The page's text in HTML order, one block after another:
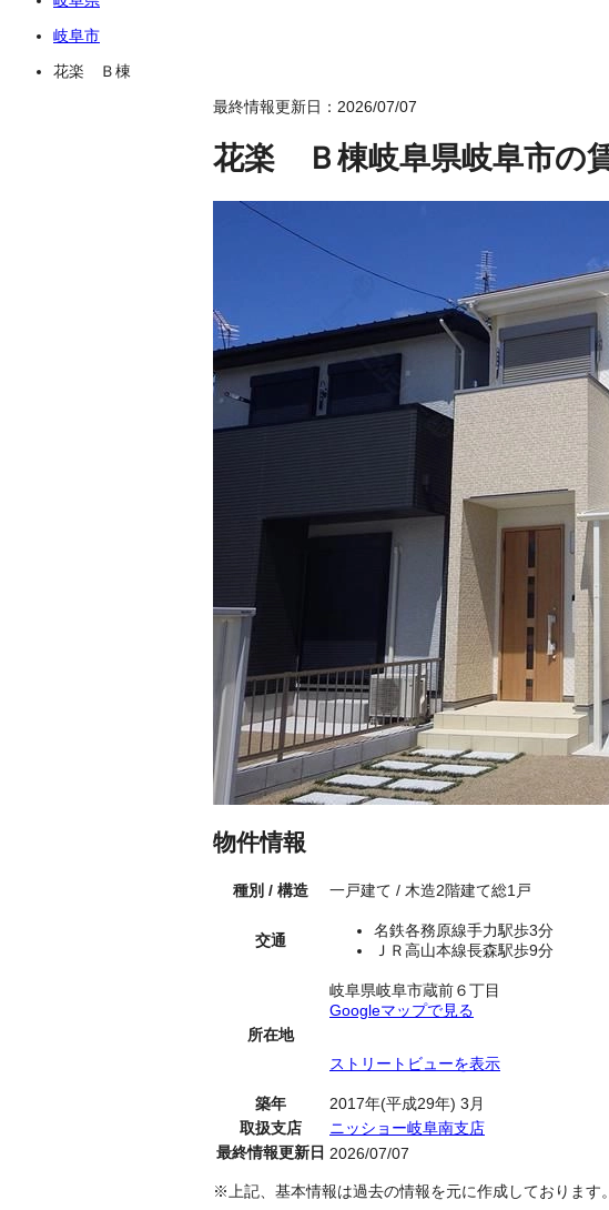
岐阜市
花楽 Ｂ棟
最終情報更新日：2026/07/07
花楽 Ｂ棟岐阜県岐阜市の
物件情報
種別 / 構造 一戸建て / 木造2階建て総1戸
交通
名鉄各務原線手力駅歩3分
ＪＲ高山本線長森駅歩9分
所在地
岐阜県岐阜市蔵前６丁目
Googleマップで見る
ストリートビューを表示
築年
2017年(平成29年) 3月
取扱支店
ニッショー岐阜南支店
最終情報更新日 2026/07/07
※上記、基本情報は過去の情報を元に作成しております。